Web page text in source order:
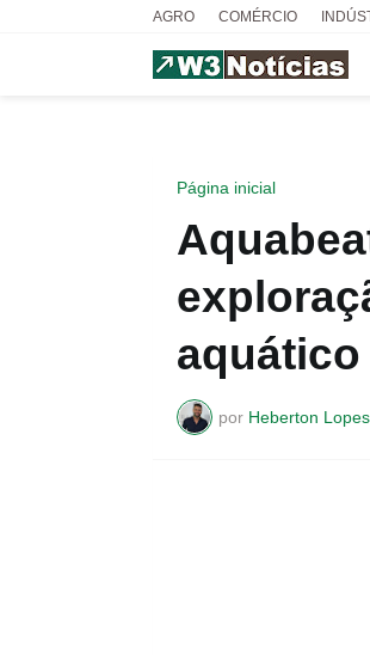
AGRO COMÉRCIO
Página inicial
aquático
por Heberton Lopes